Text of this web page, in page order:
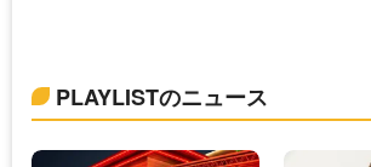
PLAYLISTのニュース